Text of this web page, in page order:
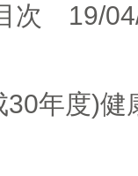
次 19/
30年度)